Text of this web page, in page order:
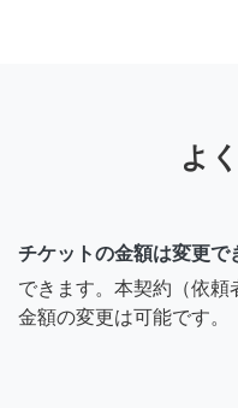
よ
チケットの金額は変更で
できます。本契約（依頼
金額の変更は可能です。